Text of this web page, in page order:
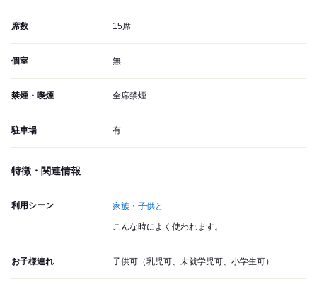
席数 15席
個室 無
禁煙・喫煙 全席禁煙
駐車場 有
特徴・関連情報
利用シーン 家族・子供と
こんな時によく使われます。
お子様連れ 子供可（乳児可、未就学児可、小学生可）